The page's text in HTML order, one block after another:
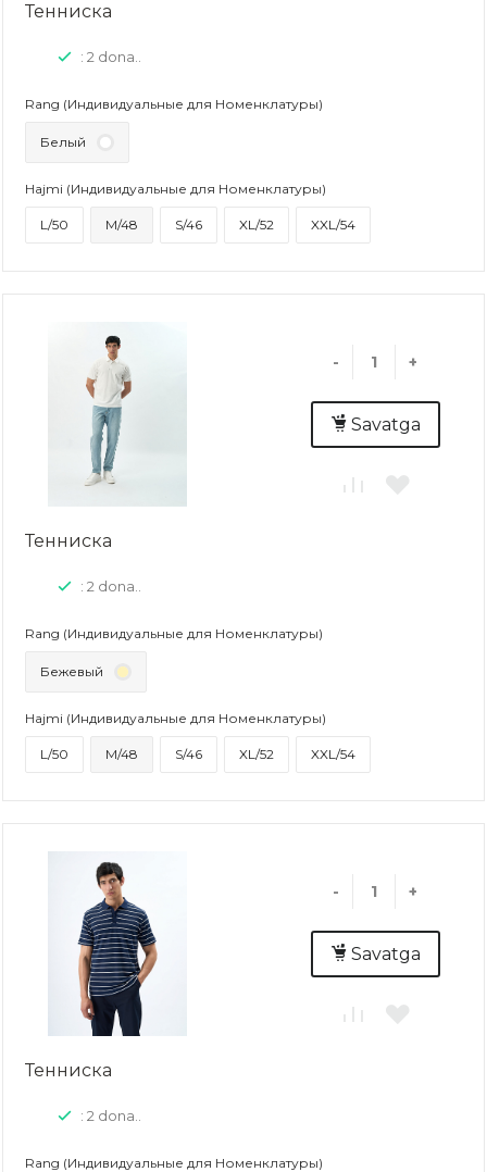
Тенниска
: 2 dona..
Rang (Индивидуальные для Номенклатуры)
Белый
Hajmi (Индивидуальные для Номенклатуры)
L/50 M/48 S/46 XL/52 XXL/54
- +
Savatga
Тенниска
: 2 dona..
Rang (Индивидуальные для Номенклатуры)
Бежевый
Hajmi (Индивидуальные для Номенклатуры)
L/50 M/48 S/46 XL/52 XXL/54
- +
Savatga
Тенниска
: 2 dona..
Rang (Индивидуальные для Номенклатуры)